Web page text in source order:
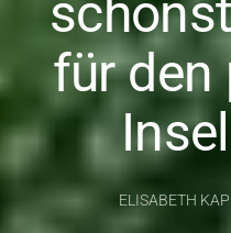
für den
ELISABETH